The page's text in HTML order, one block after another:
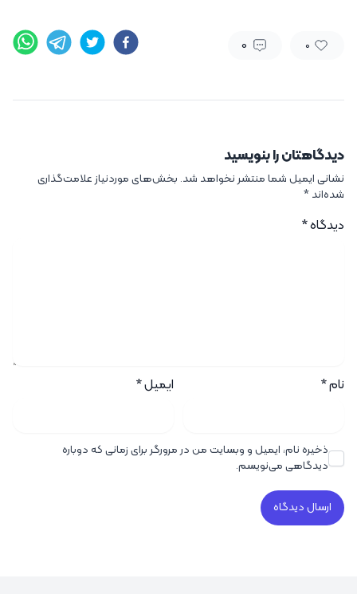
0
0
دیدگاهتان را بنویسید
نشانی ایمیل شما منتشر نخواهد شد. بخش‌های موردنیاز علامت‌گذاری
شده‌اند*
دیدگاه*
نام* ایمیل*
ذخیره نام، ایمیل و وبسایت من در مرورگر برای زمانی که دوباره
دیدگاهی می‌نویسم.